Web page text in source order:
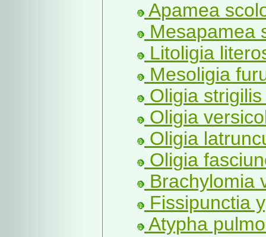
Apamea
Mesapamea
Litoligia
Mesoligia
Oligia
Oligia
Oligia
Oligia
Brachylomia
Fissipunctia
Atypha